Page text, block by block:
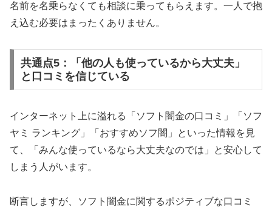
名前を名乗らなくても相談に乗ってもらえます。一人で抱
え込む必要はまったくありません。
共通点5：「他の人も使っているから大丈夫」
と口コミを信じている
インターネット上に溢れる「ソフト闇金の口コミ」「ソフ
ヤミ ランキング」「おすすめソフ闇」といった情報を見
て、「みんな使っているなら大丈夫なのでは」と安心して
しまう人がいます。
断言しますが、ソフト闇金に関するポジティブな口コミ